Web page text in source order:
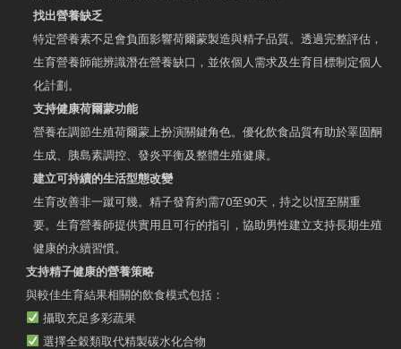
找出營養缺乏
特定營養素不足會負面影響荷爾蒙製造與精子品質。透過完整評估，
生育營養師能辨識潛在營養缺口，並依個人需求及生育目標制定個人
化計劃。
支持健康荷爾蒙功能
營養在調節生殖荷爾蒙上扮演關鍵角色。優化飲食品質有助於睪固酮
生成、胰島素調控、發炎平衡及整體生殖健康。
建立可持續的生活型態改變
生育改善非一蹴可幾。精子發育約需70至90天，持之以恆至關重
要。生育營養師提供實用且可行的指引，協助男性建立支持長期生殖
健康的永續習慣。
支持精子健康的營養策略
與較佳生育結果相關的飲食模式包括：
攝取充足多彩蔬果
選擇全穀類取代精製碳水化合物